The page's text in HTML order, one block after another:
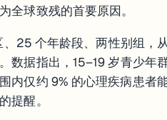
全球致残的首要原因。
25 个年龄段、两性别组，
数据指出，15–19 岁青少年
内仅约 9% 的心理疾病患
提醒。